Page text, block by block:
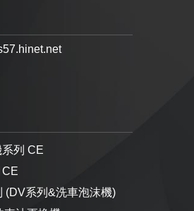
系列 CE
CE
(DV系列&洗車泡沫機)